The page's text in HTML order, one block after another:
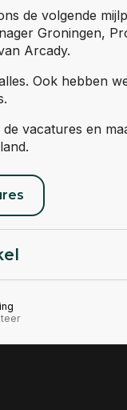
de volgende
Groningen,
Arcady.
Ook hebben
de vacatures en